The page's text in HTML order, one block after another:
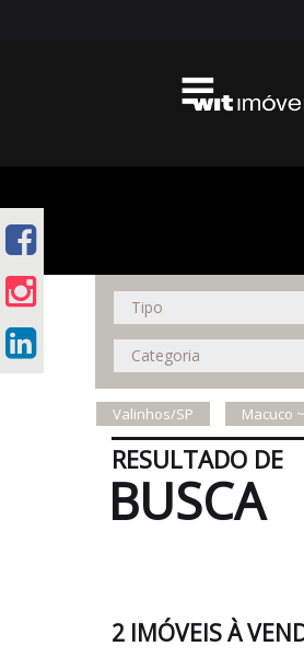
Valinhos/SP Macuco
RESULTADO DE
BUSCA
2 IMÓVEIS À